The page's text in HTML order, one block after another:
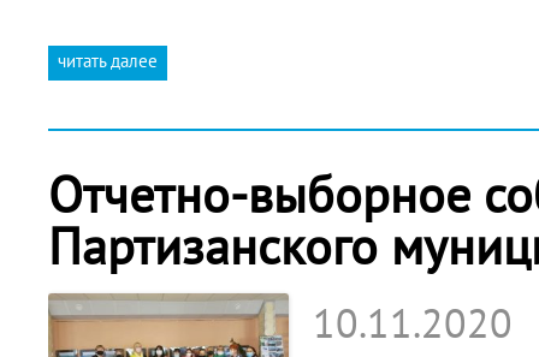
читать далее
Отчетно-выборное
Партизанского
10.11.2020